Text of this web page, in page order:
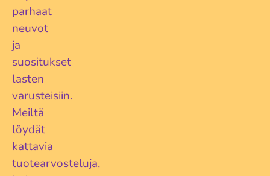
parhaat
neuvot
ja
suositukset
lasten
varusteisiin.
Meiltä
löydät
kattavia
tuotearvosteluja,